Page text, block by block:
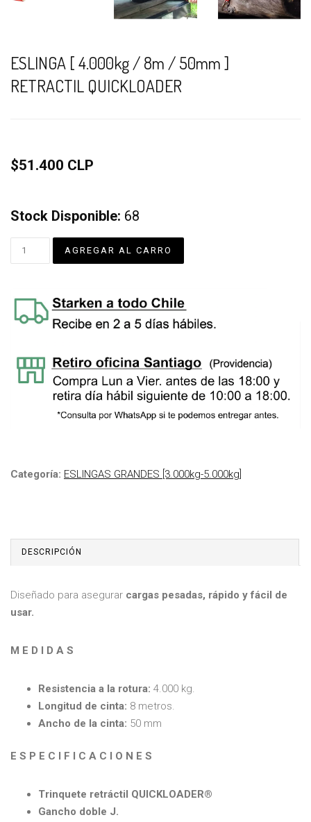
ESLINGA [ 4.000kg / 8m / 50mm ]
RETRACTIL QUICKLOADER
$51.400 CLP
Stock Disponible: 68
Categoría: ESLINGAS GRANDES [3.000kg-5.000kg]
DESCRIPCIÓN
Diseñado para asegurar cargas pesadas, rápido y fácil de
usar.
M E D I D A S
Resistencia a la rotura: 4.000 kg.
Longitud de cinta: 8 metros.
Ancho de la cinta: 50 mm
E S P E C I F I C A C I O N E S
Trinquete retráctil QUICKLOADER®
Gancho doble J.